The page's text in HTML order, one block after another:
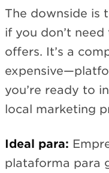
The downside is
if you don’t
offers. It’s a
you’re ready to
local marketing
Ideal para:
plataforma para